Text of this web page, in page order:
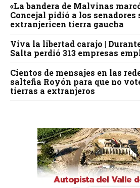
«La bandera de Malvinas
Concejal pidió a los senadores
extranjericen tierra gaucha
Viva la libertad carajo |
Salta perdió 313 empresas
Cientos de mensajes en las
salteña Royón para que no
tierras a extranjeros